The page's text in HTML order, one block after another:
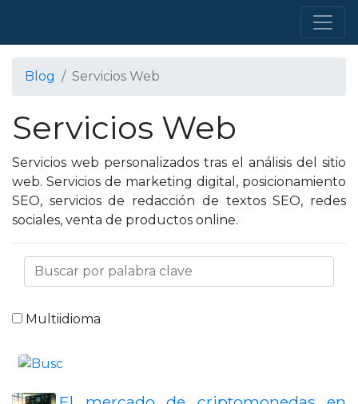
Blog Servicios Web
Servicios Web
Servicios web personalizados tras el análisis del sitio
web. Servicios de marketing digital, posicionamiento
SEO, servicios de redacción de textos SEO, redes
sociales, venta de productos online.
Multiidioma